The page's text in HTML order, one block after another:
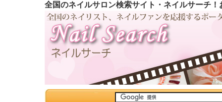
全国のネイルサロン検索サイト・ネイルサーチ